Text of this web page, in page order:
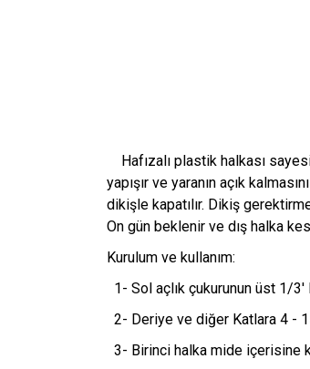
Hafızalı plastik halkası
yapışır ve yaranın açık
dikişle kapatılır. Dikiş
On gün beklenir ve dış halka
Kurulum ve kullanım:
1- Sol açlık çukurunun üst 1/3'
2- Deriye ve diğer Katlara 4 -
3- Birinci halka mide içerisine